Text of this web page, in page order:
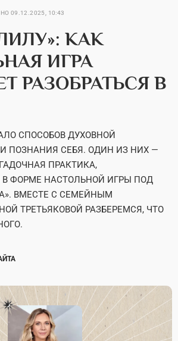
09.12.2025, 10:43
КАК
ИГРА
РАЗОБРАТЬСЯ В
СПОСОБОВ ДУХОВНОЙ
ПОЗНАНИЯ СЕБЯ. ОДИН ИЗ НИХ —
ПРАКТИКА,
В ФОРМЕ НАСТОЛЬНОЙ ИГРЫ ПОД
ВМЕСТЕ С СЕМЕЙНЫМ
ТРЕТЬЯКОВОЙ РАЗБЕРЕМСЯ, ЧТО